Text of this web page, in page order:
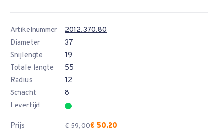
Artikelnummer
2012.370.80
Diameter
37
Snijlengte
19
Totale lengte
55
Radius
12
Schacht
8
Levertijd
Prijs € 59,00€ 50,20